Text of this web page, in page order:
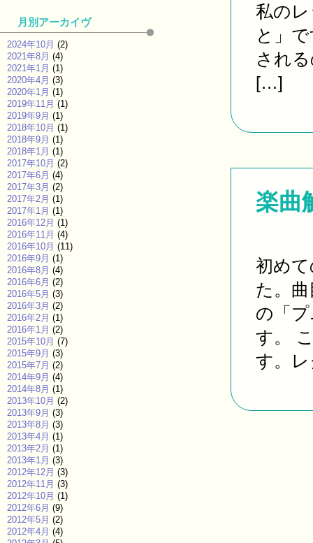
私の
と」
され
[…]
楽曲
初め
た。
の「
す。
す。
月別アーカイヴ
2024年10月 (2)
2021年8月 (4)
2021年1月 (1)
2020年4月 (3)
2020年1月 (1)
2019年11月 (1)
2019年9月 (1)
2018年10月 (1)
2018年9月 (1)
2018年1月 (1)
2017年10月 (2)
2017年6月 (4)
2017年3月 (2)
2017年2月 (1)
2017年1月 (1)
2016年12月 (1)
2016年11月 (4)
2016年10月 (11)
2016年9月 (1)
2016年8月 (4)
2016年6月 (2)
2016年5月 (3)
2016年3月 (2)
2016年2月 (1)
2016年1月 (2)
2015年10月 (7)
2015年9月 (3)
2015年7月 (2)
2014年9月 (4)
2014年8月 (1)
2013年10月 (2)
2013年9月 (3)
2013年8月 (3)
2013年4月 (1)
2013年2月 (1)
2013年1月 (3)
2012年12月 (3)
2012年11月 (3)
2012年10月 (1)
2012年6月 (9)
2012年5月 (2)
2012年4月 (4)